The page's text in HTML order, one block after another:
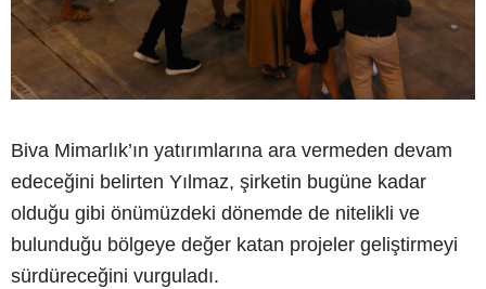
Biva Mimarlık’ın yatırımlarına ara vermeden devam
edeceğini belirten Yılmaz, şirketin bugüne kadar
olduğu gibi önümüzdeki dönemde de nitelikli ve
bulunduğu bölgeye değer katan projeler geliştirmeyi
sürdüreceğini vurguladı.